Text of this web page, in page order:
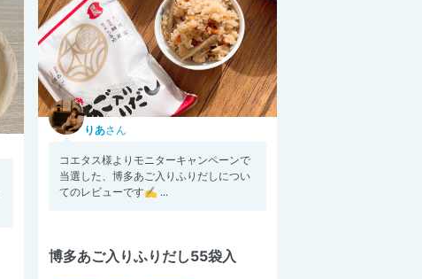
りあさん
コエタス様よりモニターキャンペーンで
当選した、博多あご入りふりだしについ
てのレビューです✍️ ...
博多あご入りふりだし55袋入